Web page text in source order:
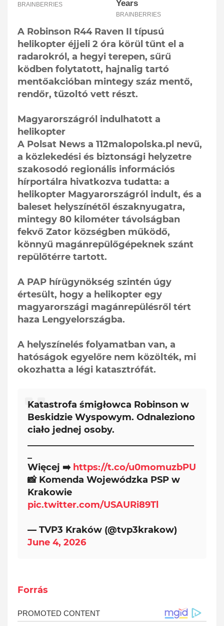
A Robinson R44 Raven II típusú
helikopter éjjeli 2 óra körül tűnt el a
radarokról, a hegyi terepen, sűrű
ködben folytatott, hajnalig tartó
mentőakcióban mintegy száz mentő,
rendőr, tűzoltó vett részt.
Magyarországról indulhatott a
helikopter
A Polsat News a 112malopolska.pl nevű,
a közlekedési és biztonsági helyzetre
szakosodó regionális információs
hírportálra hivatkozva tudatta: a
helikopter Magyarországról indult, és a
baleset helyszínétől északnyugatra,
mintegy 80 kilométer távolságban
fekvő Zator községben működő,
könnyű magánrepülőgépeknek szánt
repülőtérre tartott.
A PAP hírügynökség szintén úgy
értesült, hogy a helikopter egy
magyarországi magánrepülésről tért
haza Lengyelországba.
A helyszínelés folyamatban van, a
hatóságok egyelőre nem közölték, mi
okozhatta a légi katasztrófát.
Katastrofa śmigłowca Robinson w
Beskidzie Wyspowym. Odnaleziono
ciało jednej osoby.
Więcej ➡️ https://t.co/u0momuzbPU
📸 Komenda Wojewódzka PSP w
Krakowie
pic.twitter.com/USAURi89Tl
— TVP3 Kraków (@tvp3krakow)
June 4, 2026
Forrás